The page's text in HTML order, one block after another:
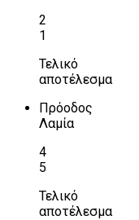
2
1
Τελικό
αποτέλεσμα
Πρόοδος
Λαμία
4
5
Τελικό
αποτέλεσμα